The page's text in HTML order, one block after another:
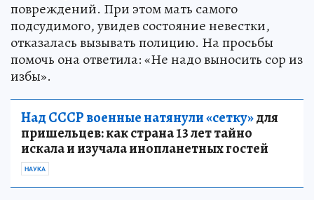
повреждений. При этом мать самого
подсудимого, увидев состояние невестки,
отказалась вызывать полицию. На просьбы
помочь она ответила: «Не надо выносить сор из
избы».
Над СССР военные натянули «сетку»для
пришельцев: как страна 13 лет тайно
искала и изучала инопланетных гостей
НАУКА